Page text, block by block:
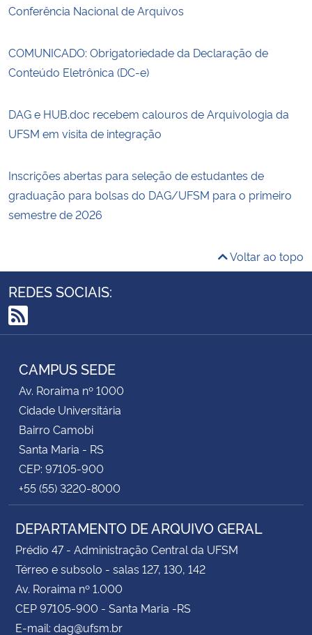
Conferência Nacional de Arquivos
COMUNICADO: Obrigatoriedade da Declaração de
Conteúdo Eletrônica (DC-e)
DAG e HUB.doc recebem calouros de Arquivologia da
UFSM em visita de integração
Inscrições abertas para seleção de estudantes de
graduação para bolsas do DAG/UFSM para o primeiro
semestre de 2026
Voltar ao topo
REDES SOCIAIS:
RSS
CAMPUS SEDE
Av. Roraima nº 1000
Cidade Universitária
Bairro Camobi
Santa Maria - RS
CEP: 97105-900
+55 (55) 3220-8000
DEPARTAMENTO DE ARQUIVO GERAL
Prédio 47 - Administração Central da UFSM
Térreo e subsolo - salas 127, 130, 142
Av. Roraima nº 1.000
CEP 97105-900 - Santa Maria -RS
E-mail: dag@ufsm.br